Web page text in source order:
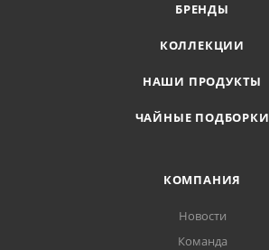
БРЕНДЫ
КОЛЛЕКЦИИ
НАШИ ПРОДУКТЫ
ЧАЙНЫЕ ПОДБОРКИ
КОМПАНИЯ
Новости
Команда